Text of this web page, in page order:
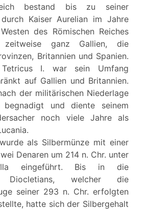
bestand bis zu seiner
durch Kaiser Aurelian im Jahre
des Römischen Reiches
zeitweise ganz Gallien, die
Britannien und Spanien.
I. war sein Umfang
auf Gallien und Britannien.
der militärischen Niederlage
begnadigt und diente seinem
noch viele Jahre als
als Silbermünze mit einer
Denaren um 214 n. Chr. unter
eingeführt. Bis in die
Diocletians, welcher die
seiner 293 n. Chr. erfolgten
hatte sich der Silbergehalt